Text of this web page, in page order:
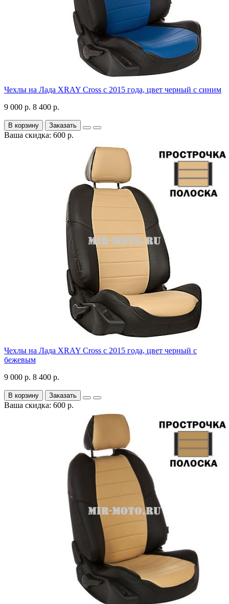
Чехлы на Лада XRAY Cross с 2015 года, цвет черный с синим
9 000 р. 8 400 р.
В корзину Заказать
Ваша скидка: 600 р.
Чехлы на Лада XRAY Cross с 2015 года, цвет черный с
бежевым
9 000 р. 8 400 р.
В корзину Заказать
Ваша скидка: 600 р.